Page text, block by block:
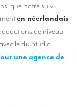
que notre suivi
en néerlandais
de niveau
le du Studio
une agence de